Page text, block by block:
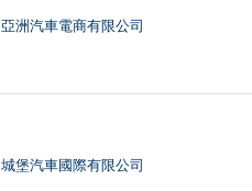
亞洲汽車電商有限公司
城堡汽車國際有限公司